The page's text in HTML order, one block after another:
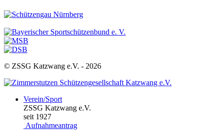
© ZSSG Katzwang e.V. - 2026
Verein/Sport
ZSSG Katzwang e.V.
seit 1927
Aufnahmeantrag